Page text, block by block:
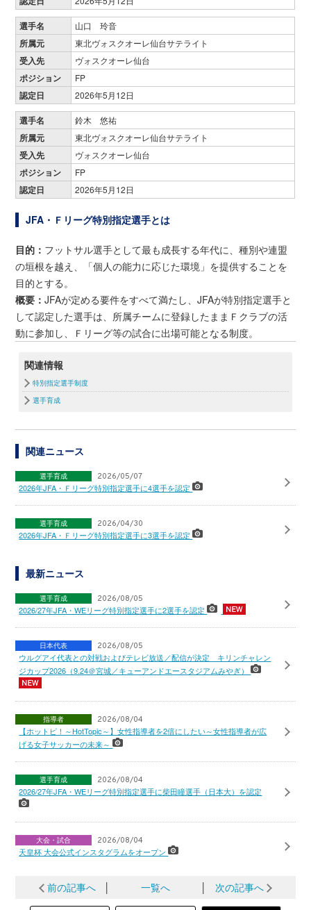
選手名 山口 玲音
所属元 東北ヴォスクオーレ仙台サテライト
受入先 ヴォスクオーレ仙台
ポジション FP
認定日 2026年5月12日
選手名 鈴木 悠祐
所属元 東北ヴォスクオーレ仙台サテライト
受入先 ヴォスクオーレ仙台
ポジション FP
認定日 2026年5月12日
JFA・Ｆリーグ特別指定選手とは
目的： フットサル選手として最も成長する年代に、種別や連盟
の垣根を越え、「個人の能力に応じた環境」を提供することを
目的とする。
概要：JFAが定める要件をすべて満たし、JFAが特別指定選手と
して認定した選手は、所属チームに登録したままＦクラブの活
動に参加し、Ｆリーグ等の試合に出場可能となる制度。
関連情報
特別指定選手制度
選手育成
関連ニュース
選手育成 2026/05/07
2026年JFA・Ｆリーグ特別指定選手に4選手を認定
選手育成 2026/04/30
2026年JFA・Ｆリーグ特別指定選手に3選手を認定
最新ニュース
選手育成 2026/08/05
2026/27年JFA・WEリーグ特別指定選手に2選手を認定
日本代表 2026/08/05
ウルグアイ代表との対戦およびテレビ放送／配信が決定 キリンチャレン
ジカップ2026（9.24＠宮城／キューアンドエースタジアムみやぎ）
指導者 2026/08/04
【ホットピ！～HotTopic～】女性指導者を2倍にしたい～女性指導者が広
げる女子サッカーの未来～
選手育成 2026/08/04
2026/27年JFA・WEリーグ特別指定選手に柴田瞳選手（日本大）を認定
大会・試合 2026/08/04
天皇杯 大会公式インスタグラムをオープン
前の記事へ 一覧へ 次の記事へ